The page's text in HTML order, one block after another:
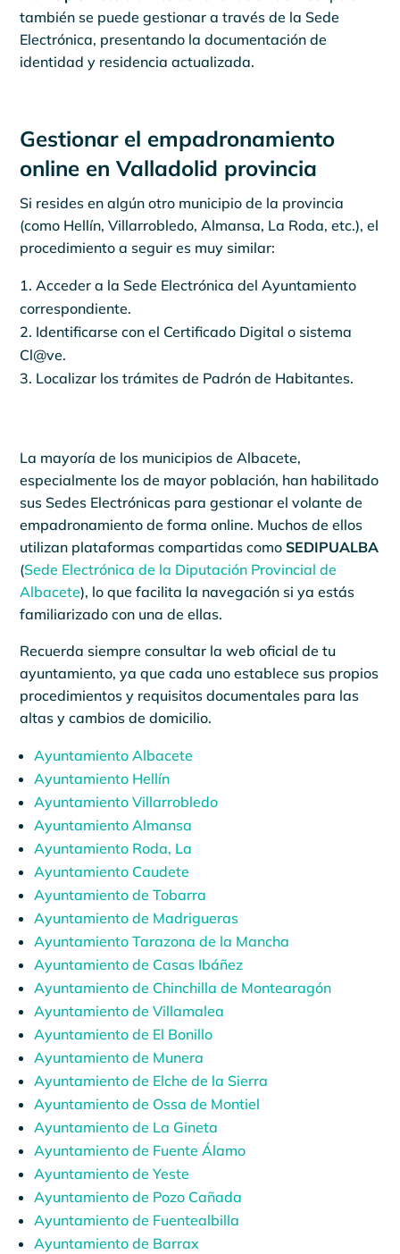
también se puede gestionar a través de la Sede
Electrónica, presentando la documentación de
identidad y residencia actualizada.
Gestionar el empadronamiento
online en Valladolid provincia
Si resides en algún otro municipio de la provincia
(como Hellín, Villarrobledo, Almansa, La Roda, etc.), el
procedimiento a seguir es muy similar:
Acceder a la Sede Electrónica del Ayuntamiento
correspondiente.
Identificarse con el Certificado Digital o sistema
Cl@ve.
Localizar los trámites de Padrón de Habitantes.
La mayoría de los municipios de Albacete,
especialmente los de mayor población, han habilitado
sus Sedes Electrónicas para gestionar el volante de
empadronamiento de forma online. Muchos de ellos
utilizan plataformas compartidas comoSEDIPUALBA
(Sede Electrónica de la Diputación Provincial de
Albacete), lo que facilita la navegación si ya estás
familiarizado con una de ellas.
Recuerda siempre consultar la web oficial de tu
ayuntamiento, ya que cada uno establece sus propios
procedimientos y requisitos documentales para las
altas y cambios de domicilio.
Ayuntamiento Albacete
Ayuntamiento Hellín
Ayuntamiento Villarrobledo
Ayuntamiento Almansa
Ayuntamiento Roda, La
Ayuntamiento Caudete
Ayuntamientode Tobarra
Ayuntamiento de Madrigueras
AyuntamientoTarazona de la Mancha
Ayuntamientode Casas Ibáñez
Ayuntamiento de Chinchilla de Montearagón
Ayuntamiento de Villamalea
Ayuntamiento de El Bonillo
Ayuntamiento de Munera
Ayuntamiento de Elche de la Sierra
Ayuntamiento de Ossa de Montiel
Ayuntamiento de La Gineta
Ayuntamiento de Fuente Álamo
Ayuntamiento de Yeste
Ayuntamiento de Pozo Cañada
Ayuntamiento de Fuentealbilla
Ayuntamiento de Barrax